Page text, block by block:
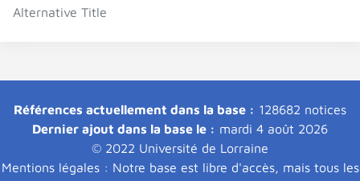
Alternative Title
Références actuellement dans la base : 128682 notices
Dernier ajout dans la base le : mardi 4 août 2026
© 2022 Université de Lorraine
Mentions légales : Notre base est libre d'accès, mais tous les